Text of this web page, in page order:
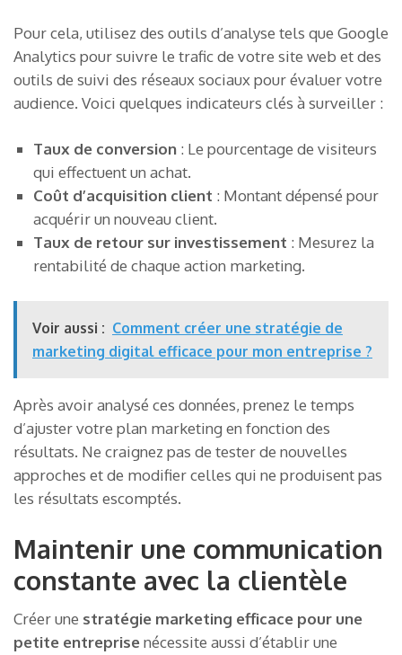
Pour cela, utilisez des outils d’analyse tels que Google
Analytics pour suivre le trafic de votre site web et des
outils de suivi des réseaux sociaux pour évaluer votre
audience. Voici quelques indicateurs clés à surveiller :
Taux de conversion : Le pourcentage de visiteurs
qui effectuent un achat.
Coût d’acquisition client : Montant dépensé pour
acquérir un nouveau client.
Taux de retour sur investissement : Mesurez la
rentabilité de chaque action marketing.
Voir aussi : Comment créer une stratégie de
marketing digital efficace pour mon entreprise ?
Après avoir analysé ces données, prenez le temps
d’ajuster votre plan marketing en fonction des
résultats. Ne craignez pas de tester de nouvelles
approches et de modifier celles qui ne produisent pas
les résultats escomptés.
Maintenir une communication
constante avec la clientèle
Créer une stratégie marketing efficace pour une
petite entreprisenécessite aussi d’établir une